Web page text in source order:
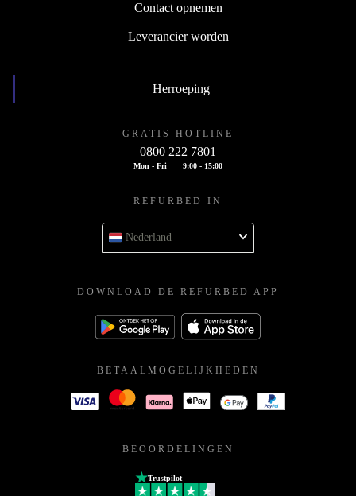
Contact opnemen
Leverancier worden
Herroeping
GRATIS HOTLINE
0800 222 7801
Mon - Fri 9:00 - 15:00
REFURBED IN
Nederland
DOWNLOAD DE REFURBED APP
BETAALMOGELIJKHEDEN
BEOORDELINGEN
Trustpilot